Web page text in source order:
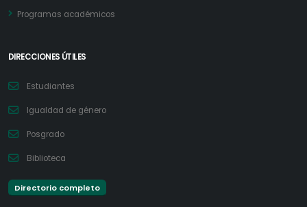
Programas académicos
DIRECCIONES ÚTILES
Estudiantes
Igualdad de género
Posgrado
Biblioteca
Directorio completo